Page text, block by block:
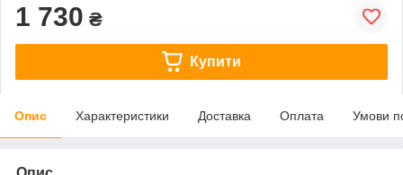
1 730 ₴
Купити
Опис Характеристики Доставка Оплата Умови